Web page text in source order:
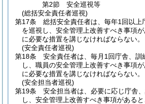
第2節
安全巡視等
(総括安全責任者巡視)
第17条
総括安全責任者は、毎年1回以上
を巡視し、安全管理上改善すべき事項
に必要な措置を講じなければならない。
(安全責任者巡視)
第18条
安全責任者は、毎月1回庁舎、訓
し、職員の安全管理上改善すべき事項
に必要な措置を講じなければならない。
(安全担当者巡視)
第19条
安全担当者は、必要に応じ庁舎
し、安全管理上改善すべき事項がある